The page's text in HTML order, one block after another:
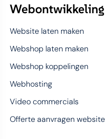
Webontwikkeling
Website laten maken
Webshop laten maken
Webshop koppelingen
Webhosting
Video commercials
Offerte aanvragen website